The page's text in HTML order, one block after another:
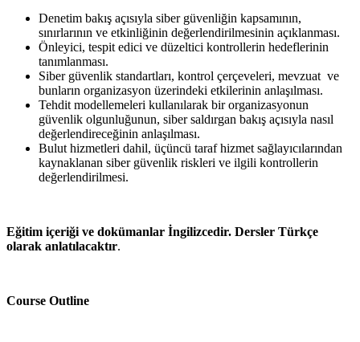
Denetim bakış açısıyla siber güvenliğin kapsamının,
sınırlarının ve etkinliğinin değerlendirilmesinin açıklanması.
Önleyici, tespit edici ve düzeltici kontrollerin hedeflerinin
tanımlanması.
Siber güvenlik standartları, kontrol çerçeveleri, mevzuat ve
bunların organizasyon üzerindeki etkilerinin anlaşılması.
Tehdit modellemeleri kullanılarak bir organizasyonun
güvenlik olgunluğunun, siber saldırgan bakış açısıyla nasıl
değerlendireceğinin anlaşılması.
Bulut hizmetleri dahil, üçüncü taraf hizmet sağlayıcılarından
kaynaklanan siber güvenlik riskleri ve ilgili kontrollerin
değerlendirilmesi.
Eğitim içeriği ve dokümanlar İngilizcedir. Dersler Türkçe
olarak anlatılacaktır.
Course Outline